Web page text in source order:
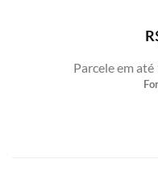
Parcele em